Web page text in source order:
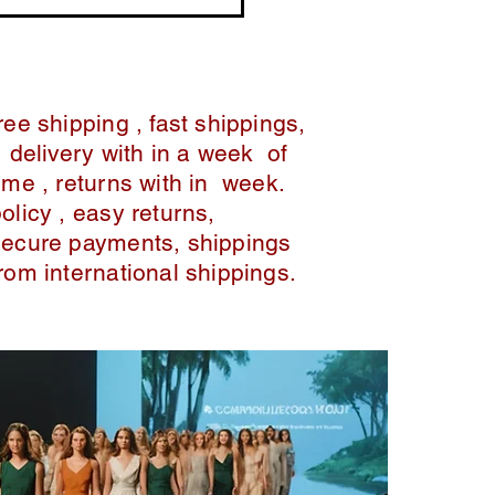
shipping , fast shippings,
delivery with in a week of
, returns with in week.
, easy returns,
payments, shippings
international shippings.